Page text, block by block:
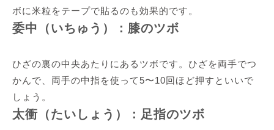
ボに米粒をテープで貼るのも効果的です。
委中（いちゅう）：膝のツボ
ひざの裏の中央あたりにあるツボです。ひざを両手でつ
かんで、両手の中指を使って5〜10回ほど押すといいで
しょう。
太衝（たいしょう）：足指のツボ